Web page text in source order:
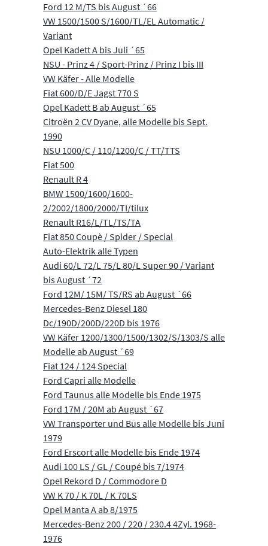
Ford 12 M/TS bis August ´66
VW 1500/1500 S/1600/TL/EL Automatic /
Variant
Opel Kadett A bis Juli ´65
NSU - Prinz 4 / Sport-Prinz / Prinz I bis III
VW Käfer - Alle Modelle
Fiat 600/D/E Jagst 770 S
Opel Kadett B ab August ´65
Citroën 2 CV Dyane, alle Modelle bis Sept.
1990
NSU 1000/C / 110/1200/C / TT/TTS
Fiat 500
Renault R 4
BMW 1500/1600/1600-
2/2002/1800/2000/TI/tilux
Renault R16/L/TL/TS/TA
Fiat 850 Coupè / Spider / Special
Auto-Elektrik alle Typen
Audi 60/L 72/L 75/L 80/L Super 90 / Variant
bis August ´72
Ford 12M/ 15M/ TS/RS ab August ´66
Mercedes-Benz Diesel 180
Dc/190D/200D/220D bis 1976
VW Käfer 1200/1300/1500/1302/S/1303/S alle
Modelle ab August ´69
Fiat 124 / 124 Special
Ford Capri alle Modelle
Ford Taunus alle Modelle bis Ende 1975
Ford 17M / 20M ab August ´67
VW Transporter und Bus alle Modelle bis Juni
1979
Ford Erscort alle Modelle bis Ende 1974
Audi 100 LS / GL / Coupé bis 7/1974
Opel Rekord D / Commodore D
VW K 70 / K 70L / K 70LS
Opel Manta A ab 8/1975
Mercedes-Benz 200 / 220 / 230.4 4Zyl. 1968-
1976